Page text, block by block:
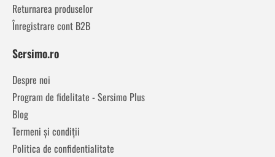
Returnarea produselor
Înregistrare cont B2B
Sersimo.ro
Despre noi
Program de fidelitate - Sersimo Plus
Blog
Termeni și condiții
Politica de confidentialitate